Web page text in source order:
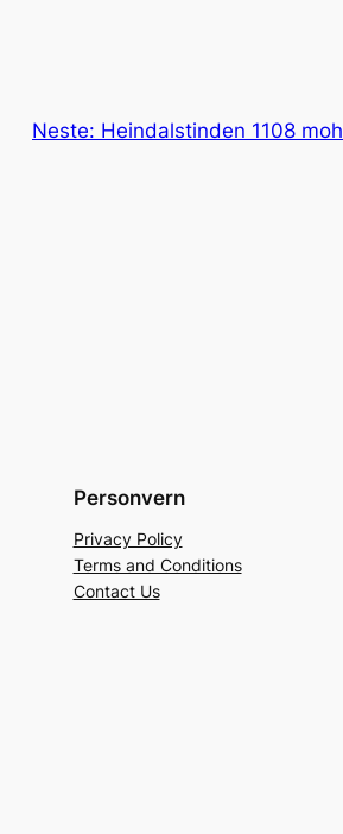
Neste: Heindalstinden 1108 moh
Personvern
Privacy Policy
Terms and Conditions
Contact Us